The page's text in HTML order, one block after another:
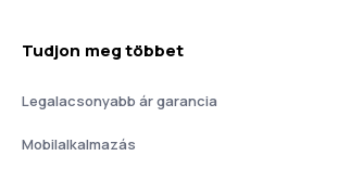
Tudjon meg többet
Legalacsonyabb ár garancia
Mobilalkalmazás